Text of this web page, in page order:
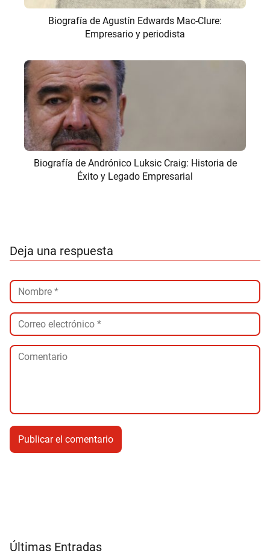
Biografía de Agustín Edwards Mac-Clure:
Empresario y periodista
Biografía de Andrónico Luksic Craig: Historia de
Éxito y Legado Empresarial
Deja una respuesta
Últimas Entradas